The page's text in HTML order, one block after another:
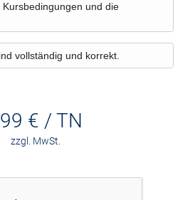
und die
vollständig und korrekt.
€ / TN
zzgl. MwSt.